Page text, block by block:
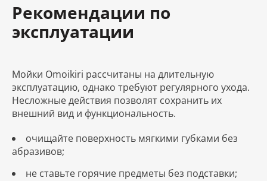
Рекомендации по
эксплуатации
Мойки Omoikiri рассчитаны на длительную
эксплуатацию, однако требуют регулярного ухода.
Несложные действия позволят сохранить их
внешний вид и функциональность.
очищайте поверхность мягкими губками без
абразивов;
не ставьте горячие предметы без подставки;